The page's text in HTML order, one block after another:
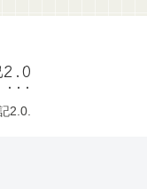
2.0
2.0.